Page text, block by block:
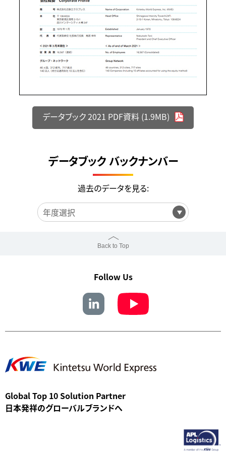
データブック 2021 PDF資料 (1.9MB)
データブック バックナンバー
過去のデータを見る:
Back to Top
Follow Us
Global Top 10 Solution Partner
日本発祥のグローバルブランドへ